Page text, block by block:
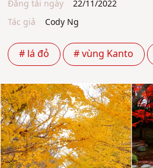
Đăng tải ngày
22/11/2022
Tác giả
Cody Ng
# lá đỏ # vùng Kanto